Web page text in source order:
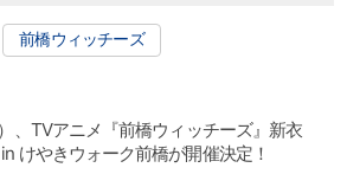
前橋ウィッチーズ
、TVアニメ『前橋ウィッチーズ』新衣
けやきウォーク前橋が開催決定！